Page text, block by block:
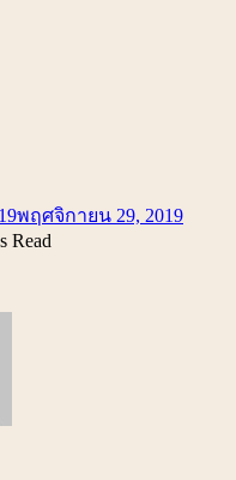
พฤศจิกายน 29, 2019
Read